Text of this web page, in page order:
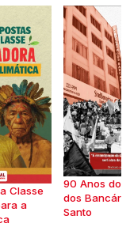
Classe
a
90 Anos do
dos
Santo